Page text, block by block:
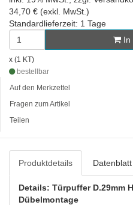
34,70 € (exkl. MwSt.)
Standardlieferzeit: 1 Tage
In
x (1 KT)
bestellbar
Auf den Merkzettel
Fragen zum Artikel
Teilen
Produktdetails Datenblatt
Details: Türpuffer D.29mm
Dübelmontage